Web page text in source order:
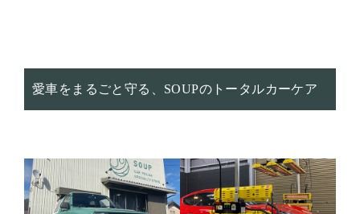
愛車をまるごと守る、SOUPのトータルカーケア